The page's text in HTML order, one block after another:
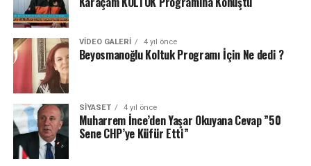
VIDEO GALERI 4 yıl önce
Beyosmanoğlu Koltuk Programı İçin Ne dedi ?
SIYASET 4 yıl önce
Muharrem İnce’den Yaşar Okuyana Cevap ”50
Sene CHP’ye Küfür Etti”